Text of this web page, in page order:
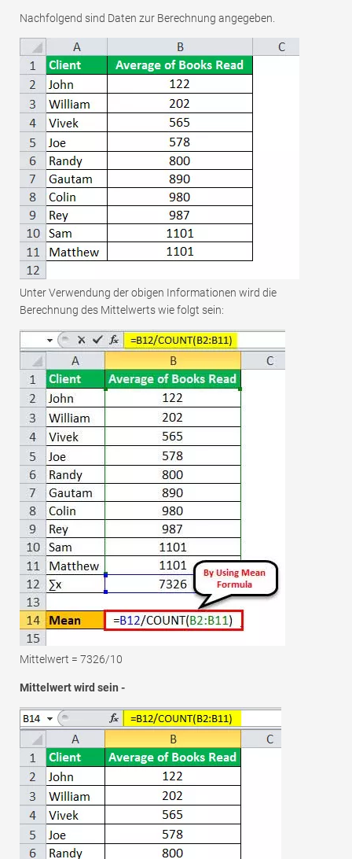
Nachfolgend sind Daten zur Berechnung angegeben.
Unter Verwendung der obigen Informationen wird die
Berechnung des Mittelwerts wie folgt sein:
Mittelwert = 7326/10
Mittelwert wird sein -